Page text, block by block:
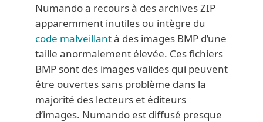
Numando a recours à des archives ZIP
apparemment inutiles ou intègre du
code malveillantà des images BMP d’une
taille anormalement élevée. Ces fichiers
BMP sont des images valides qui peuvent
être ouvertes sans problème dans la
majorité des lecteurs et éditeurs
d’images. Numando est diffusé presque